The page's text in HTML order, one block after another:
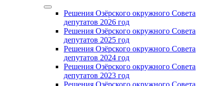
Решения Озёрского окружного Совета
депутатов 2026 год
Решения Озёрского окружного Совета
депутатов 2025 год
Решения Озёрского окружного Совета
депутатов 2024 год
Решения Озёрского окружного Совета
депутатов 2023 год
Решения Озёрского окружного Совета